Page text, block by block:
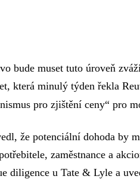
bude muset tuto úroveň
která minulý týden řekla
pro zjištění ceny“ pro
že potenciální dohoda by
zaměstnance a
diligence u Tate & Lyle a